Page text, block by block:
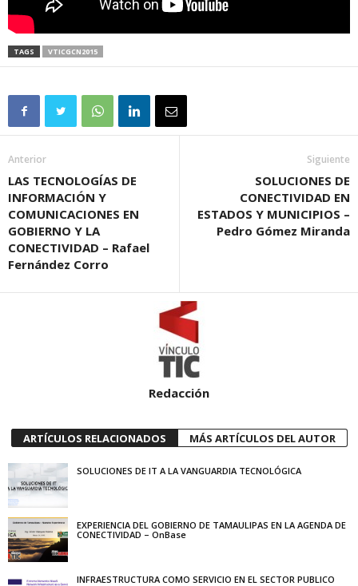
TAGS VTICGCN2015
Anterior
LAS TECNOLOGÍAS DE
INFORMACIÓN Y
COMUNICACIONES EN
GOBIERNO Y LA
CONECTIVIDAD – Rafael
Fernández Corro
Siguiente
SOLUCIONES DE
CONECTIVIDAD EN
ESTADOS Y MUNICIPIOS –
Pedro Gómez Miranda
Redacción
ARTÍCULOS RELACIONADOS MÁS ARTÍCULOS DEL AUTOR
SOLUCIONES DE IT A LA VANGUARDIA TECNOLÓGICA
EXPERIENCIA DEL GOBIERNO DE TAMAULIPAS EN LA AGENDA DE
CONECTIVIDAD – OnBase
INFRAESTRUCTURA COMO SERVICIO EN EL SECTOR PUBLICO